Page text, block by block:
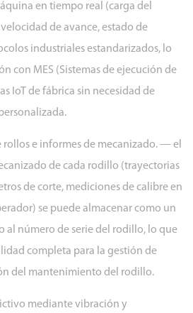
en tiempo real (carga del
de avance, estado de
industriales estandarizados, lo
con MES (Sistemas de ejecución de
IoT de fábrica sin necesidad de
rollos e informes de mecanizado.— el
de cada rodillo (trayectorias
de corte, mediciones de calibre en
se puede almacenar como un
al número de serie del rodillo, lo que
completa para la gestión de
del mantenimiento del rodillo.
mediante vibración y